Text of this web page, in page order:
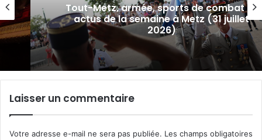
Tout-Metz, armée, sports de combat : 7
actus de la semaine à Metz (31 juillet
2026)
Laisser un commentaire
Votre adresse e-mail ne sera pas publiée. Les champs obligatoires